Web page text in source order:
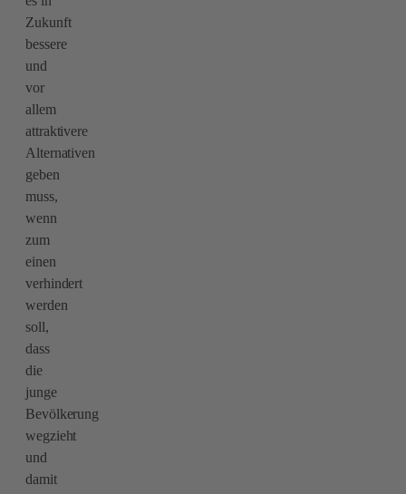
Zukunft
bessere
und
vor
allem
attraktivere
Alternativen
geben
muss,
wenn
zum
einen
verhindert
werden
soll,
dass
die
junge
Bevölkerung
wegzieht
und
damit